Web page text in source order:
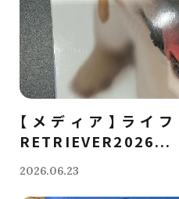
【メディア】ライ
RETRIEVER2026...
2026.06.23